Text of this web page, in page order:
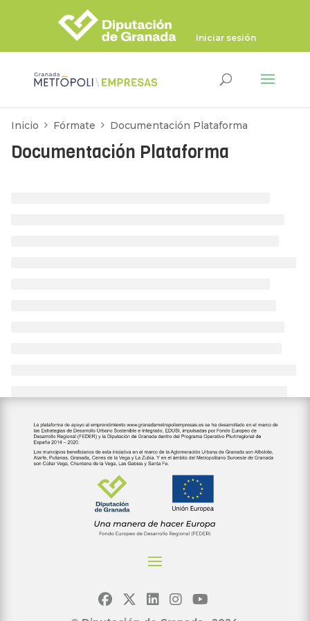
Iniciar sesión
Inicio Fórmate Documentación Plataforma
Documentación Plataforma